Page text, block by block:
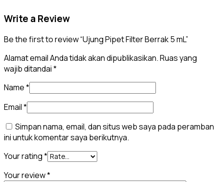
Write a Review
Be the first to review “Ujung Pipet Filter Berrak 5 mL”
Alamat email Anda tidak akan dipublikasikan.Ruas yang
wajib ditandai*
Name*
Email*
Simpan nama, email, dan situs web saya pada peramban
ini untuk komentar saya berikutnya.
Your rating*
Your review*